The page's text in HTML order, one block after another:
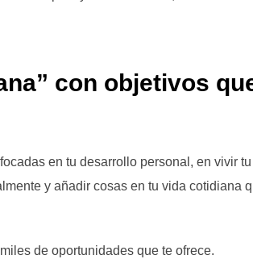
con objetivos
en tu desarrollo personal, en vivir
y añadir cosas en tu vida cotidiana
de oportunidades que te ofrece.